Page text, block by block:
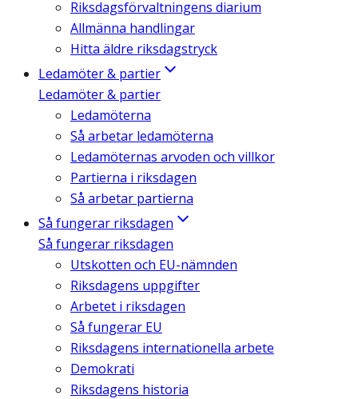
Riksdagsförvaltningens diarium
Allmänna handlingar
Hitta äldre riksdagstryck
Ledamöter & partier
Ledamöter & partier
Ledamöterna
Så arbetar ledamöterna
Ledamöternas arvoden och villkor
Partierna i riksdagen
Så arbetar partierna
Så fungerar riksdagen
Så fungerar riksdagen
Utskotten och EU-nämnden
Riksdagens uppgifter
Arbetet i riksdagen
Så fungerar EU
Riksdagens internationella arbete
Demokrati
Riksdagens historia